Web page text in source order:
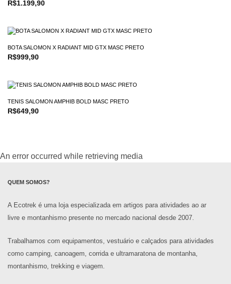
R$1.199,90
BOTA SALOMON X RADIANT MID GTX MASC PRETO
R$999,90
TENIS SALOMON AMPHIB BOLD MASC PRETO
R$649,90
An error occurred while retrieving media
QUEM SOMOS?
A Ecotrek é uma loja especializada em artigos para atividades ao ar
livre e montanhismo presente no mercado nacional desde 2007.
Trabalhamos com equipamentos, vestuário e calçados para atividades
como camping, canoagem, corrida e ultramaratona de montanha,
montanhismo, trekking e viagem.